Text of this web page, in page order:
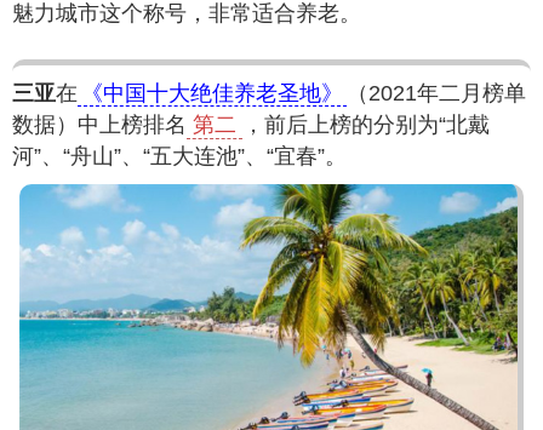
魅力城市这个称号，非常适合养老。
三亚在 《中国十大绝佳养老圣地》
（2021年二月榜单
数据）中上榜排名 第二
，前后上榜的分别为“北戴
河”、“舟山”、“五大连池”、“宜春”。